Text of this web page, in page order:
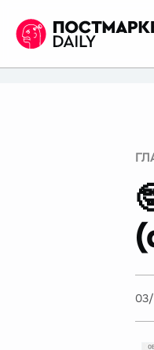
03/